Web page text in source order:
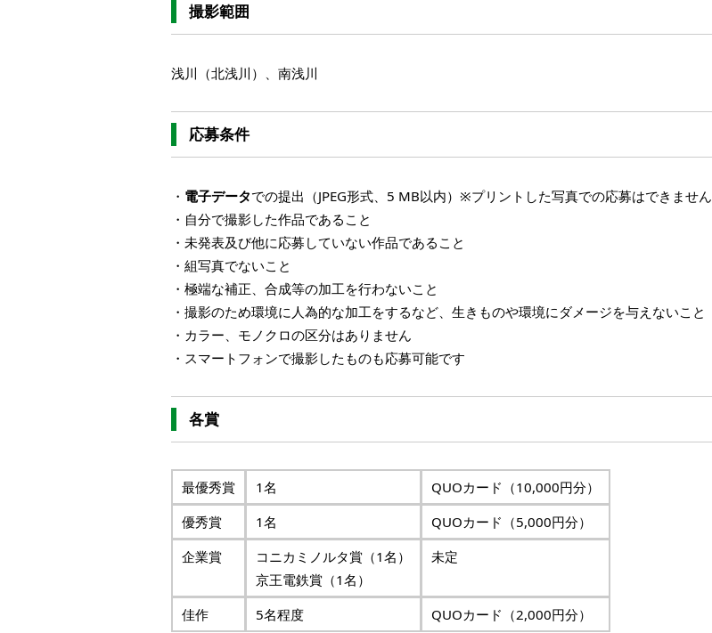
撮影範囲
浅川（北浅川）、南浅川
応募条件
・ 電子データでの提出（JPEG形式、5 MB以内）※プリントした写真での応募はできません
・自分で撮影した作品であること
・未発表及び他に応募していない作品であること
・組写真でないこと
・極端な補正、合成等の加工を行わないこと
・撮影のため環境に人為的な加工をするなど、生きものや環境にダメージを与えないこと
・カラー、モノクロの区分はありません
・スマートフォンで撮影したものも応募可能です
各賞
最優秀賞 1名
QUOカード（10,000円分）
優秀賞
1名
QUOカード（5,000円分）
企業賞
コニカミノルタ賞（1名）
京王電鉄賞（1名）
未定
佳作 5名程度 QUOカード（2,000円分）